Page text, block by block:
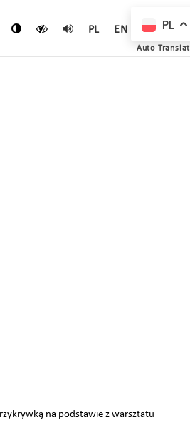
PL EN
na podstawie z warsztatu
PL
Auto